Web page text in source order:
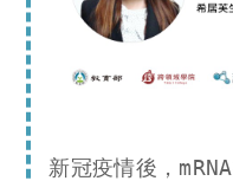
新冠疫情後，